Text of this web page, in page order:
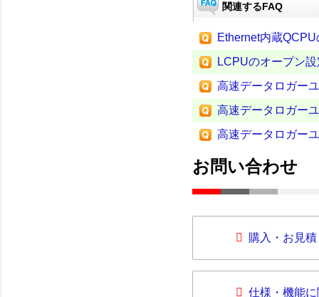
関連するFAQ
Ethernet内蔵
LCPUのオープン
高速データロガー
高速データロガー
高速データロガー
お問い合わせ
購入・お見
仕様・機能